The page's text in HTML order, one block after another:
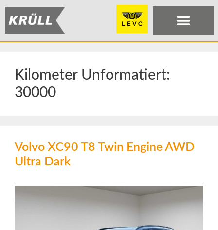
Kilometer Unformatiert:
30000
Volvo XC90 T8 Twin Engine AWD
Ultra Dark